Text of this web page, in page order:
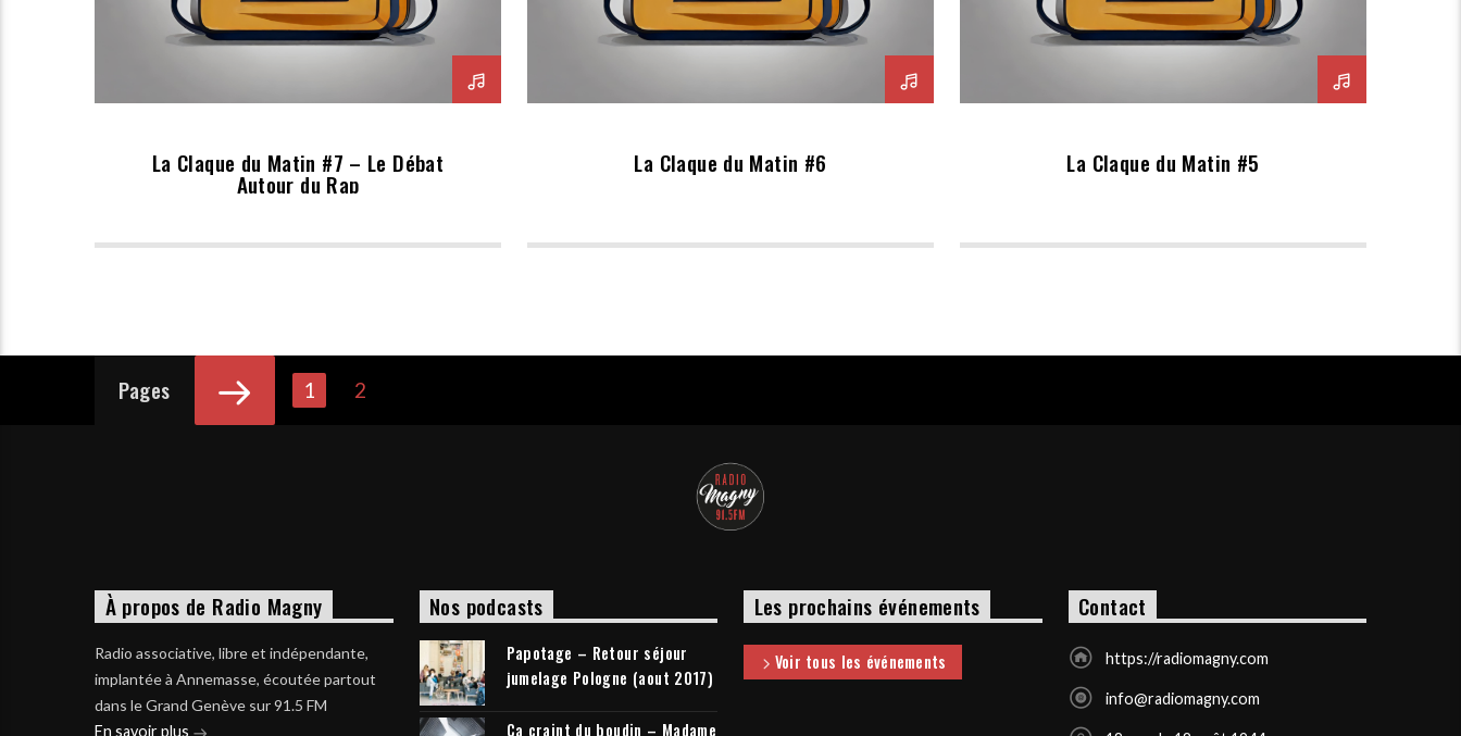
La Claque du Matin #7 – Le Débat
Autour du Rap
La Claque du Matin #6 La Claque du Matin #5
Pages 1 2
À propos de Radio Magny
Radio associative, libre et indépendante,
implantée à Annemasse, écoutée partout
dans le Grand Genève sur 91.5 FM
En savoir plus
Nos podcasts
Papotage – Retour séjour
jumelage Pologne (aout 2017)
Ça craint du boudin – Madame
Les prochains événements
Voir tous les événements
Contact
https://radiomagny.com
info@radiomagny.com